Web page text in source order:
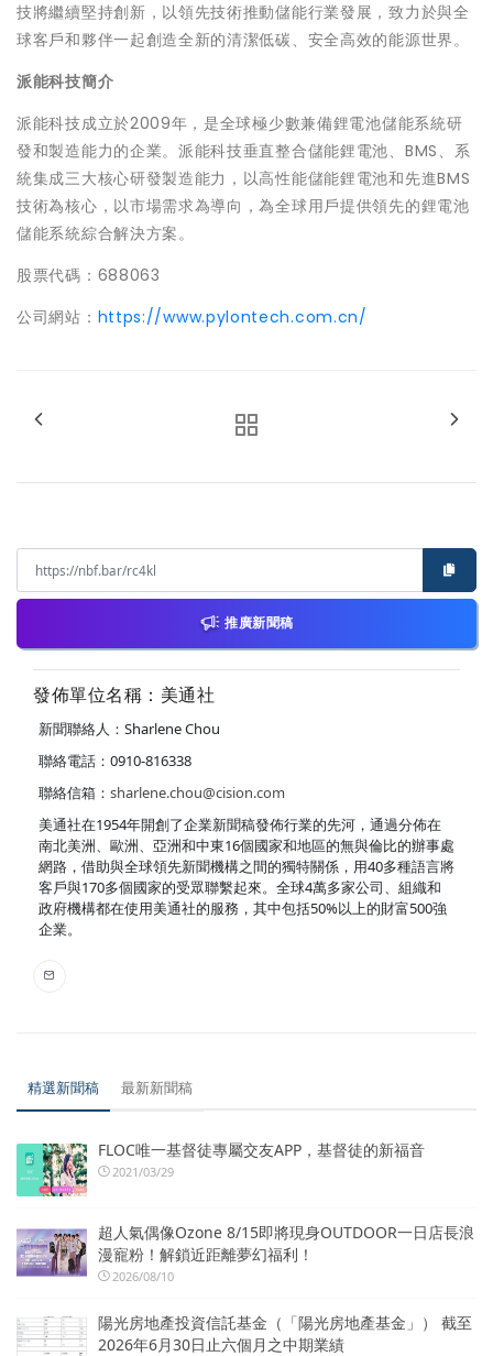
技將繼續堅持創新，以領先技術推動儲能行業發展，致力於與全
球客戶和夥伴一起創造全新的清潔低碳、安全高效的能源世界。
派能科技簡介
派能科技成立於2009年，是全球極少數兼備鋰電池儲能系統研
發和製造能力的企業。派能科技垂直整合儲能鋰電池、BMS、系
統集成三大核心研發製造能力，以高性能儲能鋰電池和先進BMS
技術為核心，以市場需求為導向，為全球用戶提供領先的鋰電池
儲能系統綜合解決方案。
股票代碼：688063
公司網站： https://www.pylontech.com.cn/
推廣新聞稿
發佈單位名稱：美通社
新聞聯絡人：Sharlene Chou
聯絡電話：0910-816338
聯絡信箱： sharlene.chou@cision.com
美通社在1954年開創了企業新聞稿發佈行業的先河，通過分佈在
南北美洲、歐洲、亞洲和中東16個國家和地區的無與倫比的辦事處
網路，借助與全球領先新聞機構之間的獨特關係，用40多種語言將
客戶與170多個國家的受眾聯繫起來。全球4萬多家公司、組織和
政府機構都在使用美通社的服務，其中包括50%以上的財富500強
企業。
精選新聞稿 最新新聞稿
FLOC唯一基督徒專屬交友APP，基督徒的新福音
2021/03/29
超人氣偶像Ozone 8/15即將現身OUTDOOR一日店長浪
漫寵粉！解鎖近距離夢幻福利！
2026/08/10
陽光房地產投資信託基金（「陽光房地產基金」） 截至
2026年6月30日止六個月之中期業績